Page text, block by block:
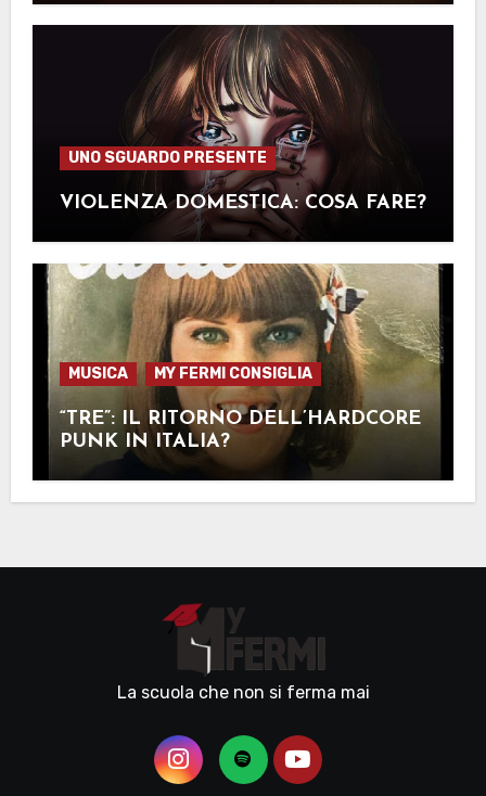
UNO SGUARDO PRESENTE
VIOLENZA DOMESTICA: COSA FARE?
MUSICA MY FERMI CONSIGLIA
“TRE”: IL RITORNO DELL’HARDCORE
PUNK IN ITALIA?
La scuola che non si ferma mai